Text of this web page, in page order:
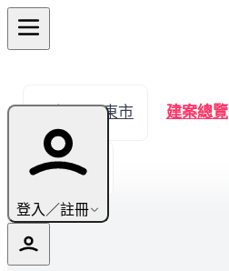
登入／註冊
← 返回屏東市 建案總覽
生活機能